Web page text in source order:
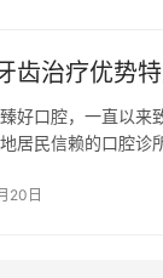
齿治疗优势
好口腔，一直以来
居民信赖的口腔
20日